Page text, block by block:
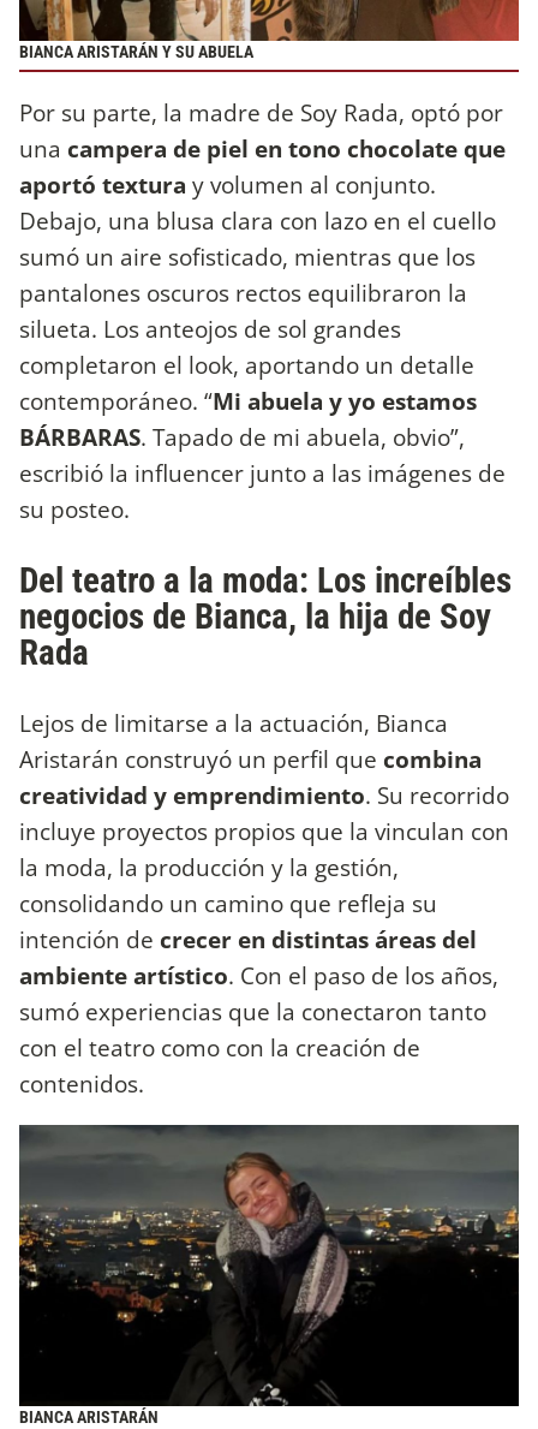
BIANCA ARISTARÁN Y SU ABUELA
Por su parte, la madre de Soy Rada, optó por
una campera de piel en tono chocolate que
aportó textura y volumen al conjunto.
Debajo, una blusa clara con lazo en el cuello
sumó un aire sofisticado, mientras que los
pantalones oscuros rectos equilibraron la
silueta. Los anteojos de sol grandes
completaron el look, aportando un detalle
contemporáneo. “Mi abuela y yo estamos
BÁRBARAS. Tapado de mi abuela, obvio”,
escribió la influencer junto a las imágenes de
su posteo.
Del teatro a la moda: Los increíbles
negocios de Bianca, la hija de Soy
Rada
Lejos de limitarse a la actuación, Bianca
Aristarán construyó un perfil que combina
creatividad y emprendimiento. Su recorrido
incluye proyectos propios que la vinculan con
la moda, la producción y la gestión,
consolidando un camino que refleja su
intención de crecer en distintas áreas del
ambiente artístico. Con el paso de los años,
sumó experiencias que la conectaron tanto
con el teatro como con la creación de
contenidos.
BIANCA ARISTARÁN